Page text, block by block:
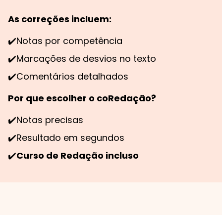
As correções incluem:
✔️Notas por competência
✔️Marcações de desvios no texto
✔️Comentários detalhados
Por que escolher o coRedação?
✔️Notas precisas
✔️Resultado em segundos
✔️Curso de Redação incluso